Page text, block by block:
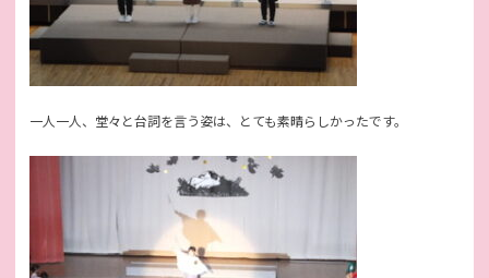
一人一人、堂々と台詞を言う姿は、とても素晴らしかったです。